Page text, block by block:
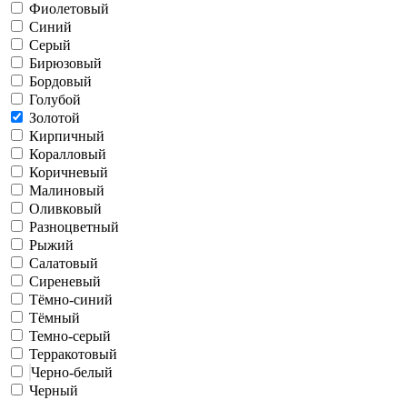
Фиолетовый
Синий
Серый
Бирюзовый
Бордовый
Голубой
Золотой
Кирпичный
Коралловый
Коричневый
Малиновый
Оливковый
Разноцветный
Рыжий
Салатовый
Сиреневый
Тёмно-синий
Тёмный
Темно-серый
Терракотовый
Черно-белый
Черный